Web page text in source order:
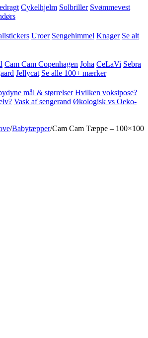
Cykelhjelm Solbriller Svømmevest
Uroer Sengehimmel Knager Se alt
Cam Cam Copenhagen Joha CeLaVi Sebra
Jellycat Se alle 100+ mærker
mål & størrelser Hvilken voksipose?
Vask af sengerand Økologisk vs Oeko-
/Babytæpper/Cam Cam Tæppe – 100×100